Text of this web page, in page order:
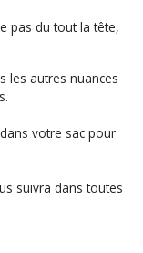
pas du tout la tête,
les autres nuances
votre sac pour
suivra dans toutes